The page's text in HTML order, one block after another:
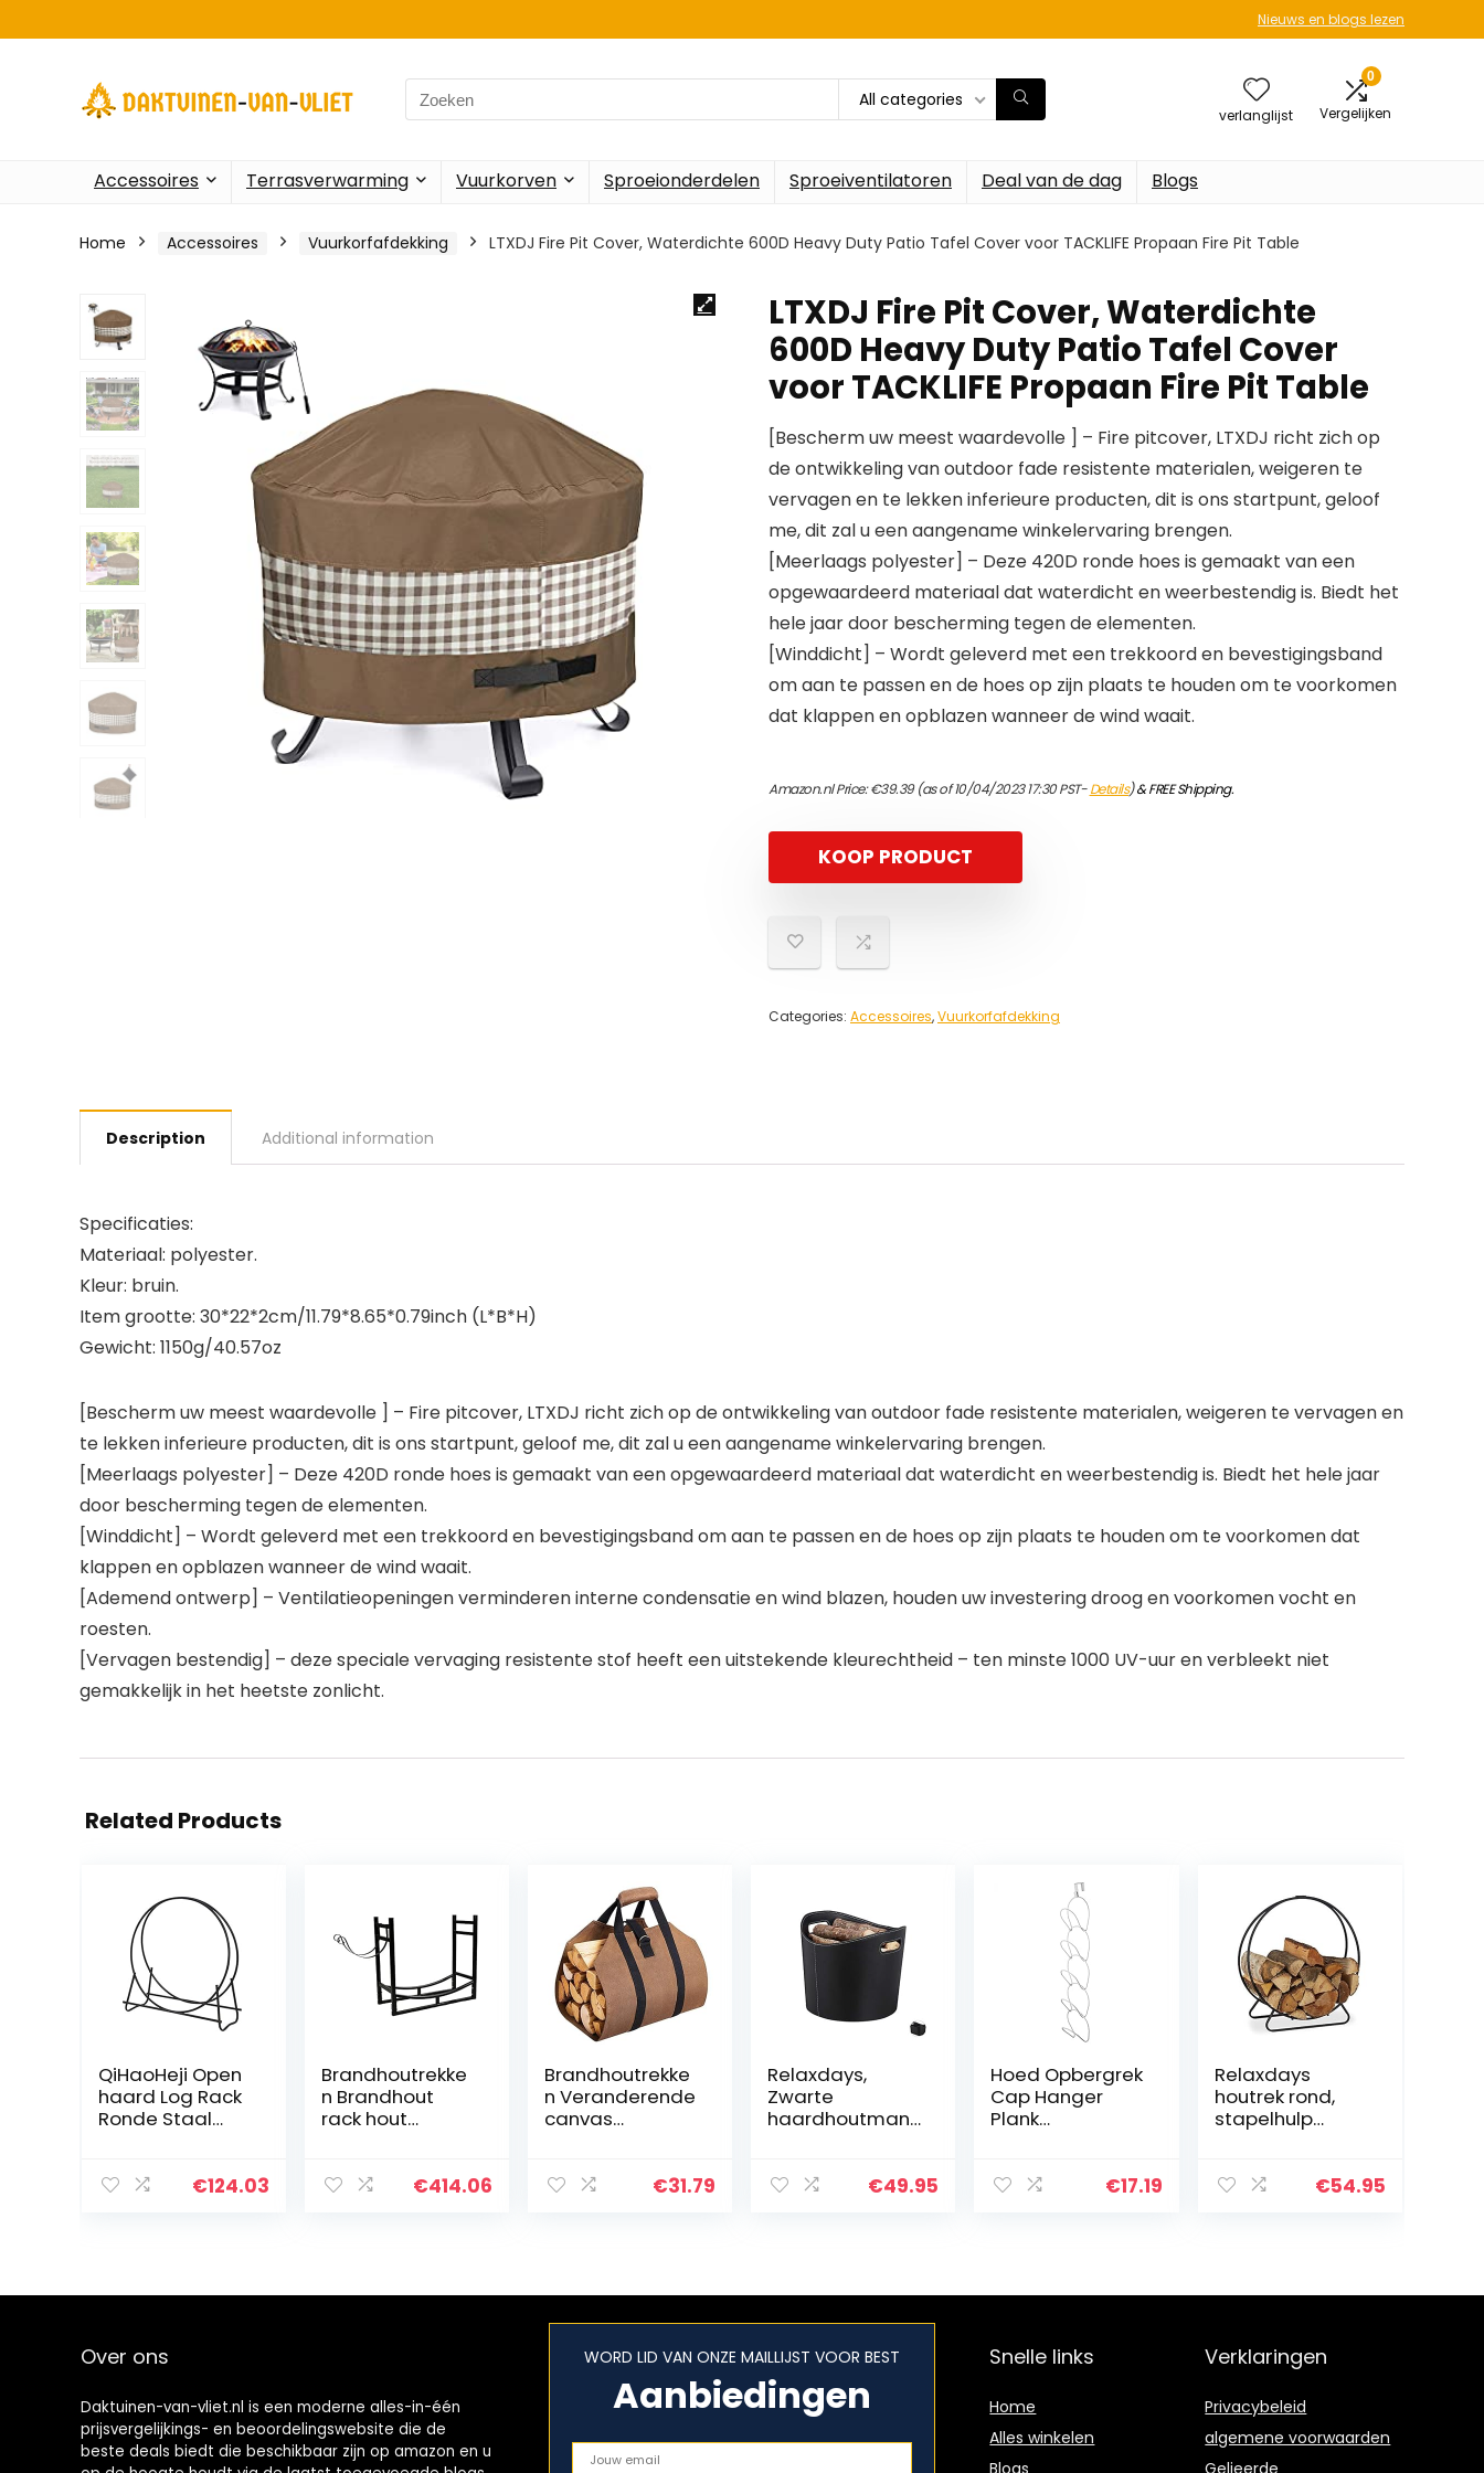
Nieuws en blogs lezen
Search
for:
All categories
verlanglijst
0
Vergelijken
Accessoires Terrasverwarming Vuurkorven Sproeionderdelen Sproeiventilatoren Deal van de dag Blogs
Home Accessoires Vuurkorfafdekking LTXDJ Fire Pit Cover, Waterdichte 600D Heavy Duty Patio Tafel Cover voor TACKLIFE Propaan Fire Pit Table
LTXDJ Fire Pit Cover, Waterdichte
600D Heavy Duty Patio Tafel Cover
voor TACKLIFE Propaan Fire Pit Table
[Bescherm uw meest waardevolle ] – Fire pitcover, LTXDJ richt zich op
de ontwikkeling van outdoor fade resistente materialen, weigeren te
vervagen en te lekken inferieure producten, dit is ons startpunt, geloof
me, dit zal u een aangename winkelervaring brengen.
[Meerlaags polyester] – Deze 420D ronde hoes is gemaakt van een
opgewaardeerd materiaal dat waterdicht en weerbestendig is. Biedt het
hele jaar door bescherming tegen de elementen.
[Winddicht] – Wordt geleverd met een trekkoord en bevestigingsband
om aan te passen en de hoes op zijn plaats te houden om te voorkomen
dat klappen en opblazen wanneer de wind waait.
Amazon.nl Price:€39.39(as of 10/04/2023 17:30 PST-Details)&FREE Shipping.
KOOP PRODUCT
Categories: Accessoires,Vuurkorfafdekking
Description Additional information
Specificaties:
Materiaal: polyester.
Kleur: bruin.
Item grootte: 30*22*2cm/11.79*8.65*0.79inch (L*B*H)
Gewicht: 1150g/40.57oz
[Bescherm uw meest waardevolle ] – Fire pitcover, LTXDJ richt zich op de ontwikkeling van outdoor fade resistente materialen, weigeren te vervagen en
te lekken inferieure producten, dit is ons startpunt, geloof me, dit zal u een aangename winkelervaring brengen.
[Meerlaags polyester] – Deze 420D ronde hoes is gemaakt van een opgewaardeerd materiaal dat waterdicht en weerbestendig is. Biedt het hele jaar
door bescherming tegen de elementen.
[Winddicht] – Wordt geleverd met een trekkoord en bevestigingsband om aan te passen en de hoes op zijn plaats te houden om te voorkomen dat
klappen en opblazen wanneer de wind waait.
[Ademend ontwerp] – Ventilatieopeningen verminderen interne condensatie en wind blazen, houden uw investering droog en voorkomen vocht en
roesten.
[Vervagen bestendig] – deze speciale vervaging resistente stof heeft een uitstekende kleurechtheid – ten minste 1000 UV-uur en verbleekt niet
gemakkelijk in het heetste zonlicht.
Related Products
QiHaoHeji Open
haard Log Rack
Ronde Staal
Duty Houder Log
€124.03
Brandhoutrekke
n Brandhout
rack hout
kindling houder
€414.06
Brandhoutrekke
n Veranderende
canvas
camping
€31.79
Relaxdays,
Zwarte
haardhoutman
brandhoutmand
ovaal, L
€49.95
Hoed Opbergrek
Cap Hanger
Plank
Deurkast Ronde
€17.19
Relaxdays
houtrek rond,
stapelhulp
binnen, H x B x D:
€54.95
Over ons
Daktuinen-van-vliet.nl is een moderne alles-in-één
prijsvergelijkings- en beoordelingswebsite die de
beste deals biedt die beschikbaar zijn op amazon en u
WORD LID VAN ONZE MAILLIJST VOOR BEST
Aanbiedingen
Snelle links
Home
Alles winkelen
Blogs
Verklaringen
Privacybeleid
algemene voorwaarden
Gelieerde